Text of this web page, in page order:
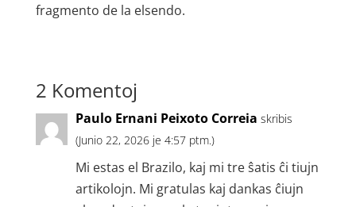
fragmento de la elsendo.
2 Komentoj
Paulo Ernani Peixoto Correia skribis
(Junio 22, 2026 je 4:57 ptm.)
Mi estas el Brazilo, kaj mi tre ŝatis ĉi tiujn
artikolojn. Mi gratulas kaj dankas ĉiujn